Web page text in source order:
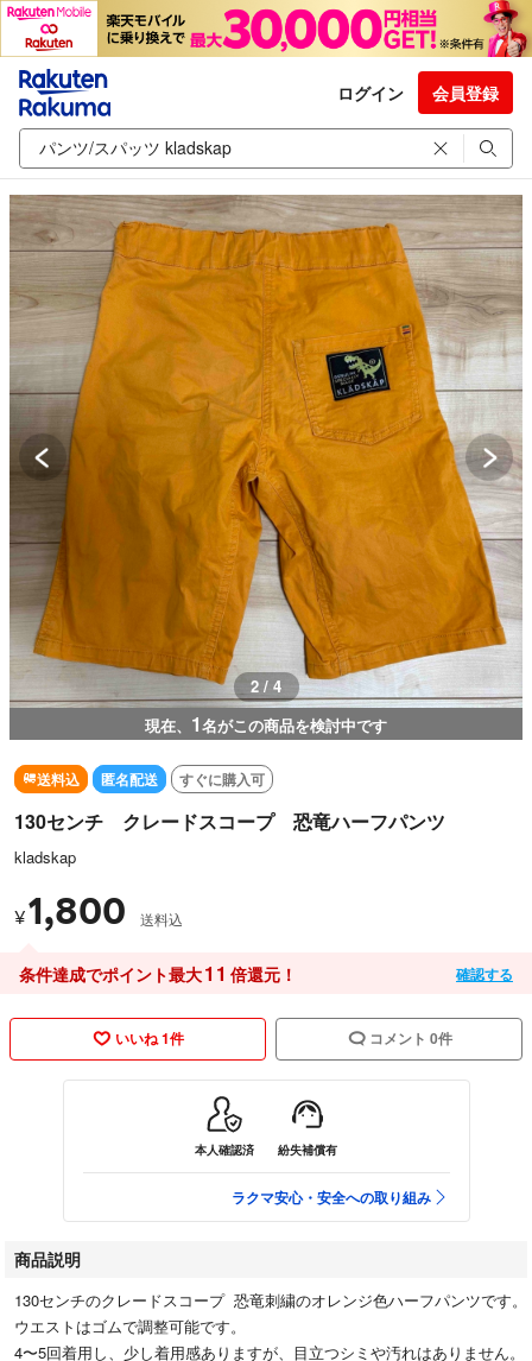
ログイン 会員登録
2 / 4
現在、 1名がこの商品を検討中です
送料込 匿名配送 すぐに購入可
130センチ クレードスコープ 恐竜ハーフパンツ
kladskap
¥1,800 送料込
条件達成でポイント最大11 倍還元！ 確認する
いいね 1件 コメント 0件
本人確認済 紛失補償有
ラクマ安心・安全への取り組み
商品説明
130センチのクレードスコープ 恐竜刺繍のオレンジ色ハーフパンツです。
ウエストはゴムで調整可能です。
4〜5回着用し、少し着用感ありますが、目立つシミや汚れはありません。